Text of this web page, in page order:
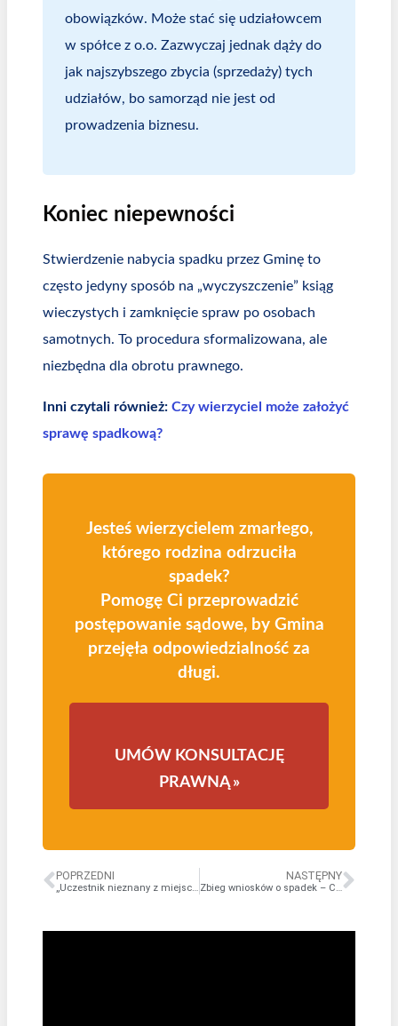
obowiązków. Może stać się udziałowcem
w spółce z o.o. Zazwyczaj jednak dąży do
jak najszybszego zbycia (sprzedaży) tych
udziałów, bo samorząd nie jest od
prowadzenia biznesu.
Koniec niepewności
Stwierdzenie nabycia spadku przez Gminę to
często jedyny sposób na „wyczyszczenie” ksiąg
wieczystych i zamknięcie spraw po osobach
samotnych. To procedura sformalizowana, ale
niezbędna dla obrotu prawnego.
Inni czytali również: Czy wierzyciel może założyć
sprawę spadkową?
Jesteś wierzycielem zmarłego,
którego rodzina odrzuciła
spadek?
Pomogę Ci przeprowadzić
postępowanie sądowe, by Gmina
przejęła odpowiedzialność za
długi.
UMÓW KONSULTACJĘ
PRAWNĄ »
POPRZEDNI
„Uczestnik nieznany z miejsca pobytu” – Jak sąd szuka spadkobierców?
NASTĘPNY
Zbieg wniosków o spadek – Co gdy wpłyną dwa wnioski do różnych sądów?